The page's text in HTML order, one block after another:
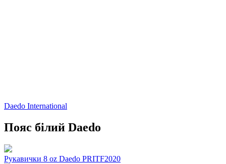
Daedo International
Пояс білий Daedo
Рукавички 8 oz Daedo PRITF2020